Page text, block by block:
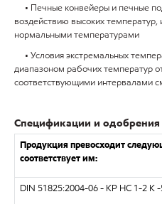
• Печные конвейеры и печные
воздействию высоких
нормальными температурами
• Условия экстремальных
диапазоном рабочих температур
соответствующими интервалами
Спецификации и одобрения
Продукция превосходит
соответствует им:
DIN 51825:2004-06 - KP HC 1-2 K